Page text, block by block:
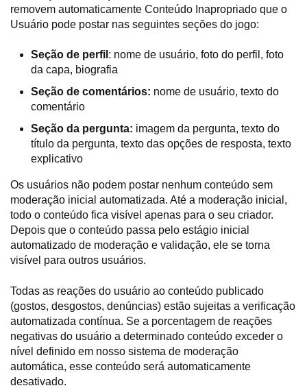
removem automaticamente Conteúdo Inapropriado que o
Usuário pode postar nas seguintes seções do jogo:
Seção de perfil : nome de usuário, foto do perfil, foto
da capa, biografia
Seção de comentários: nome de usuário, texto do
comentário
Seção da pergunta: imagem da pergunta, texto do
título da pergunta, texto das opções de resposta, texto
explicativo
Os usuários não podem postar nenhum conteúdo sem
moderação inicial automatizada. Até a moderação inicial,
todo o conteúdo fica visível apenas para o seu criador.
Depois que o conteúdo passa pelo estágio inicial
automatizado de moderação e validação, ele se torna
visível para outros usuários.
Todas as reações do usuário ao conteúdo publicado
(gostos, desgostos, denúncias) estão sujeitas a verificação
automatizada contínua. Se a porcentagem de reações
negativas do usuário a determinado conteúdo exceder o
nível definido em nosso sistema de moderação
automática, esse conteúdo será automaticamente
desativado.